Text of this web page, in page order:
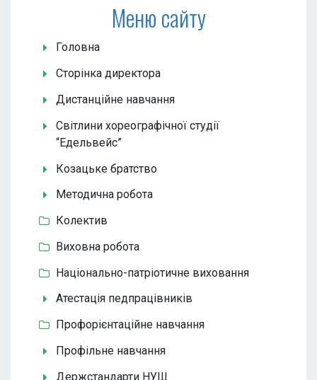
Меню сайту
Головна
Сторінка директора
Дистанційне навчання
Світлини хореографічної студії
“Едельвейс”
Козацьке братство
Методична робота
Колектив
Виховна робота
Національно-патріотичне виховання
Атестація педпрацівників
Профорієнтаційне навчання
Профільне навчання
Держстандарти НУШ